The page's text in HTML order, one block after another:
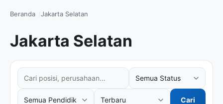
Beranda Jakarta Selatan
Jakarta Selatan
Cari posisi atau perusahaan
Filter status kerja
Filter tingkat pendidikan
Urutkan hasil
Cari